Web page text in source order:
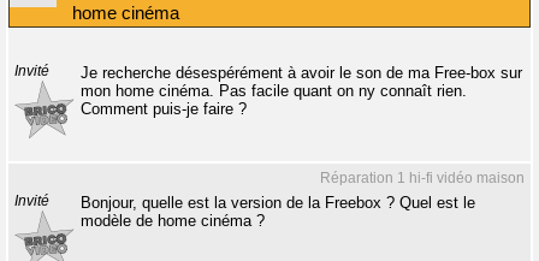
home cinéma
Invité
Je recherche désespérément à avoir le son de ma Free-box sur
mon home cinéma. Pas facile quant on ny connaît rien.
Comment puis-je faire ?
Réparation 1 hi-fi vidéo maison
Invité
Bonjour, quelle est la version de la Freebox ? Quel est le
modèle de home cinéma ?